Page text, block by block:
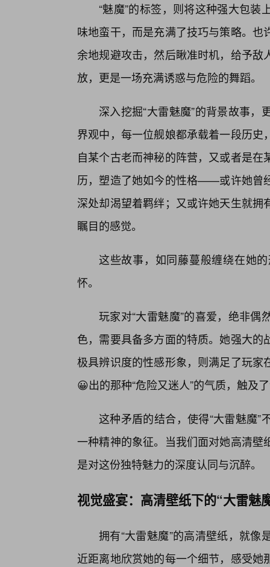
“魅魔”的标签，则将这种强大包
味地蛮干，而是充满了技巧与策略。
余地规避攻击，然后瞅准时机，给予
放，更是一场充满诱惑与危险的舞蹈。
深入挖掘“大雷魅魔”的背景故事
界观中，每一位舰娘都承载着一段历
自某个古老而神秘的阵营，又或者是
历，塑造了她如今的性格——或许她曾
深处却渴望着羁绊；又或许她天生就
瞩目的感觉。
这些故事，如同藤蔓般缠绕在她
怀。
玩家对“大雷魅魔”的喜爱，绝非
色，需要具备多方面的特质。她强大
极具辨识度的性感形象，则满足了玩
😀出的那种“危险又迷人”的气质，触及
这种矛盾的结合，使得“大雷魅魔
一种精神的象征。当我们面对她高清
是对这份独特魅力的深度认同与沉醉。
视觉盛宴：高清壁纸下的“大雷魅
拥有“大雷魅魔”的高清壁纸，就
近距离地欣赏她的每一个细节，感受